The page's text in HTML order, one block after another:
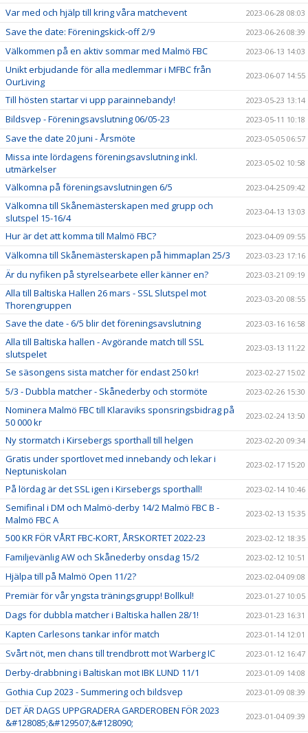
Var med och hjälp till kring våra matchevent 2023-06-28 08:03
Save the date: Föreningskick-off 2/9 2023-06-26 08:39
Välkommen på en aktiv sommar med Malmö FBC 2023-06-13 14:03
Unikt erbjudande för alla medlemmar i MFBC från
OurLiving
2023-06-07 14:55
Till hösten startar vi upp parainnebandy! 2023-05-23 13:14
Bildsvep - Föreningsavslutning 06/05-23 2023-05-11 10:18
Save the date 20 juni - Årsmöte 2023-05-05 06:57
Missa inte lördagens föreningsavslutning inkl.
utmärkelser
2023-05-02 10:58
Välkomna på föreningsavslutningen 6/5 2023-04-25 09:42
Välkomna till Skånemästerskapen med grupp och
slutspel 15-16/4
2023-04-13 13:03
Hur är det att komma till Malmö FBC? 2023-04-09 09:55
Välkomna till Skånemästerskapen på himmaplan 25/3 2023-03-23 17:16
Är du nyfiken på styrelsearbete eller känner en? 2023-03-21 09:19
Alla till Baltiska Hallen 26 mars - SSL Slutspel mot
Thorengruppen
2023-03-20 08:55
Save the date - 6/5 blir det föreningsavslutning 2023-03-16 16:58
Alla till Baltiska hallen - Avgörande match till SSL
slutspelet
2023-03-13 11:22
Se säsongens sista matcher för endast 250 kr! 2023-02-27 15:02
5/3 - Dubbla matcher - Skånederby och stormöte 2023-02-26 15:30
Nominera Malmö FBC till Klaraviks sponsringsbidrag på
50 000 kr
2023-02-24 13:50
Ny stormatch i Kirsebergs sporthall till helgen 2023-02-20 09:34
Gratis under sportlovet med innebandy och lekar i
Neptuniskolan
2023-02-17 15:20
På lördag är det SSL igen i Kirsebergs sporthall! 2023-02-14 10:46
Semifinal i DM och Malmö-derby 14/2 Malmö FBC B -
Malmö FBC A
2023-02-13 15:35
500 KR FÖR VÅRT FBC-KORT, ÅRSKORTET 2022-23 2023-02-12 18:35
Familjevänlig AW och Skånederby onsdag 15/2 2023-02-12 10:51
Hjälpa till på Malmö Open 11/2? 2023-02-04 09:08
Premiär för vår yngsta träningsgrupp! Bollkul! 2023-01-27 10:05
Dags för dubbla matcher i Baltiska hallen 28/1! 2023-01-23 16:31
Kapten Carlesons tankar inför match 2023-01-14 12:01
Svårt nöt, men chans till trendbrott mot Warberg IC 2023-01-12 16:47
Derby-drabbning i Baltiskan mot IBK LUND 11/1 2023-01-09 14:08
Gothia Cup 2023 - Summering och bildsvep 2023-01-09 08:39
DET ÄR DAGS UPPGRADERA GARDEROBEN FÖR 2023
&#128085;&#129507;&#128090;
2023-01-04 09:39